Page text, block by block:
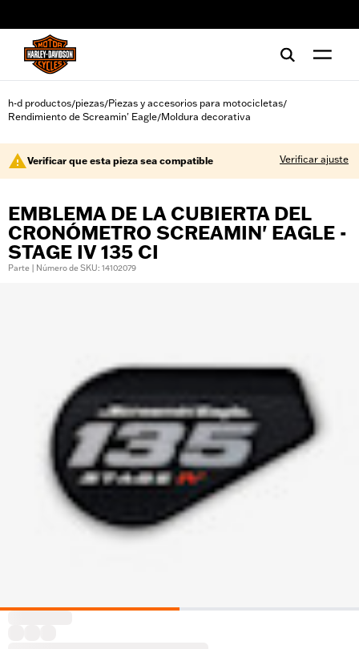
h-d productos/piezas/Piezas y accesorios para motocicletas/
Rendimiento de Screamin' Eagle/Moldura decorativa
Verificar que esta pieza sea compatible Verificar ajuste
EMBLEMA DE LA CUBIERTA DEL
CRONÓMETRO SCREAMIN' EAGLE -
STAGE IV 135 CI
Parte | Número de SKU: 14102079